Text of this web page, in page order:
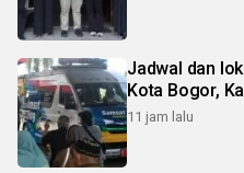
Jadwal dan
Kota Bogor,
11 jam lalu